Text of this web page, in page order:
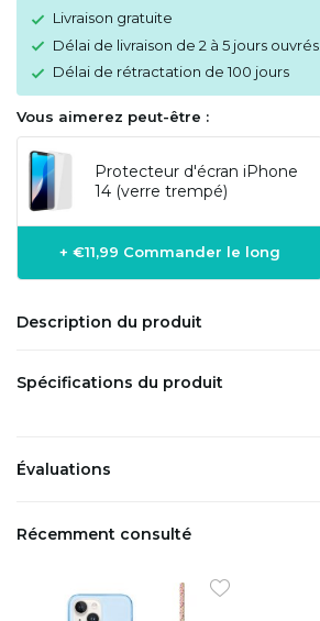
Livraison gratuite
Délai de livraison de 2 à 5 jours ouvrés
Délai de rétractation de 100 jours
Vous aimerez peut-être :
Protecteur d'écran iPhone
14 (verre trempé)
+ €11,99 Commander le long
Description du produit
Spécifications du produit
Évaluations
Récemment consulté